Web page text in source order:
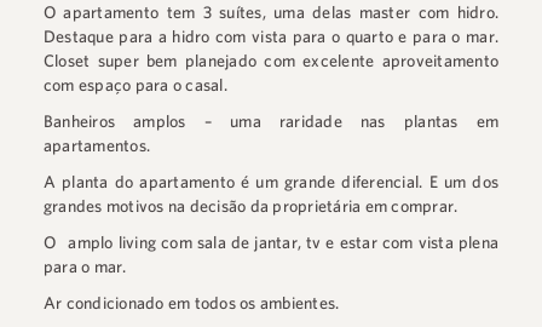
O apartamento tem 3 suítes, uma delas master com hidro.
Destaque para a hidro com vista para o quarto e para o mar.
Closet super bem planejado com excelente aproveitamento
com espaço para o casal.⠀
Banheiros amplos – uma raridade nas plantas em
apartamentos. ⠀
A planta do apartamento é um grande diferencial. E um dos
grandes motivos na decisão da proprietária em comprar.
O⠀amplo living com sala de jantar, tv e estar com vista plena
para o mar.⠀
Ar condicionado em todos os ambientes.⠀